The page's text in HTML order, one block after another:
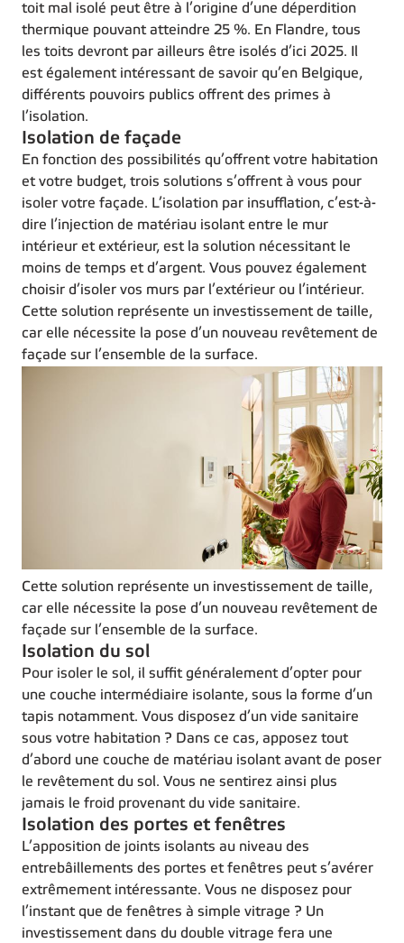
toit mal isolé peut être à l’origine d’une déperdition
thermique pouvant atteindre 25 %. En Flandre, tous
les toits devront par ailleurs être isolés d’ici 2025. Il
est également intéressant de savoir qu’en Belgique,
différents pouvoirs publics offrent des primes à
l’isolation.
Isolation de façade
En fonction des possibilités qu’offrent votre habitation
et votre budget, trois solutions s’offrent à vous pour
isoler votre façade. L’isolation par insufflation, c’est-à-
dire l’injection de matériau isolant entre le mur
intérieur et extérieur, est la solution nécessitant le
moins de temps et d’argent. Vous pouvez également
choisir d’isoler vos murs par l’extérieur ou l’intérieur.
Cette solution représente un investissement de taille,
car elle nécessite la pose d’un nouveau revêtement de
façade sur l’ensemble de la surface.
Cette solution représente un investissement de taille,
car elle nécessite la pose d’un nouveau revêtement de
façade sur l’ensemble de la surface.
Isolation du sol
Pour isoler le sol, il suffit généralement d’opter pour
une couche intermédiaire isolante, sous la forme d’un
tapis notamment. Vous disposez d’un vide sanitaire
sous votre habitation ? Dans ce cas, apposez tout
d’abord une couche de matériau isolant avant de poser
le revêtement du sol. Vous ne sentirez ainsi plus
jamais le froid provenant du vide sanitaire.
Isolation des portes et fenêtres
L’apposition de joints isolants au niveau des
entrebâillements des portes et fenêtres peut s’avérer
extrêmement intéressante. Vous ne disposez pour
l’instant que de fenêtres à simple vitrage ? Un
investissement dans du double vitrage fera une